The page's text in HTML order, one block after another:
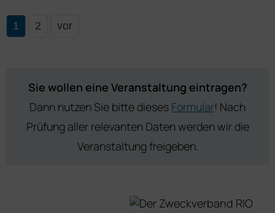
1 2 vor
Sie wollen eine Veranstaltung eintragen?
Dann nutzen Sie bitte dieses Formular! Nach
Prüfung aller relevanten Daten werden wir die
Veranstaltung freigeben.